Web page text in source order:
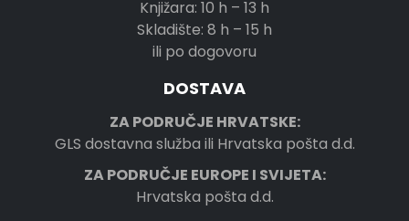
Knjižara: 10 h – 13 h
Skladište: 8 h – 15 h
ili po dogovoru
DOSTAVA
ZA PODRUČJE HRVATSKE:
GLS dostavna služba ili Hrvatska pošta d.d.
ZA PODRUČJE EUROPE I SVIJETA:
Hrvatska pošta d.d.